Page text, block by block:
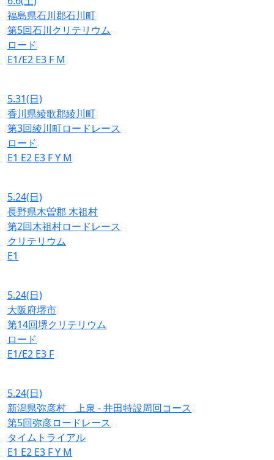
福島県石川郡石川町
第5回石川クリテリウム
ロード
E1/E2 E3 F M
5.31(日)
香川県綾歌郡綾川町
第3回綾川町ロードレース
ロード
E1 E2 E3 FY M
5.24(日)
長野県木曽郡 木祖村
第2回木祖村ロードレース
クリテリウム
E1
5.24(日)
大阪府堺市
第14回堺クリテリウム
ロード
E1/E2 E3 F
5.24(日)
新潟県弥彦村 上泉 - 井田特設周回コース
第5回弥彦ロードレース
タイムトライアル
E1 E2 E3 FY M